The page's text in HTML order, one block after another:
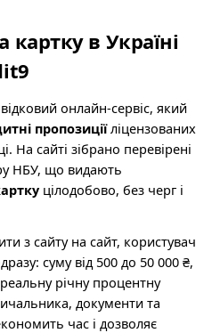
в Україні
онлайн-сервіс, який
пропозиціїліцензованих
На сайті зібрано перевірені
НБУ, що видають
цілодобово, без черг і
з сайту на сайт, користувач
суму від 500 до 50 000 ₴,
річну процентну
документи та
час і дозволяє